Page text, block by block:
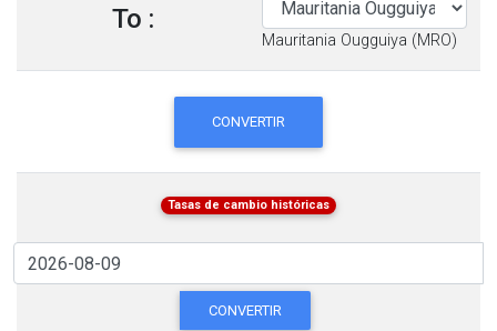
To :
Mauritania Ougguiya (MRO)
CONVERTIR
Tasas de cambio históricas
CONVERTIR